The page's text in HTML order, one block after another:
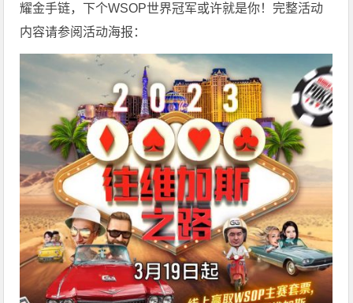
耀金手链，下个WSOP世界冠军或许就是你！完整活动
内容请参阅活动海报：